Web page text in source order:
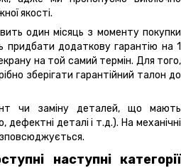
якості.
один місяць з моменту покупки
придбати додаткову гарантію на 1
на той самий термін. Для того,
зберігати гарантійний талон до
чи заміну деталей, що мають
деталі і т.д.). На механічні
наступні категорії